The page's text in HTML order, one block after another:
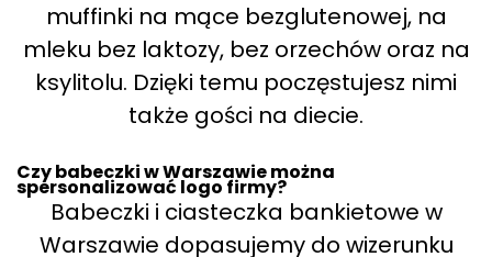
muffinki na mące bezglutenowej, na
mleku bez laktozy, bez orzechów oraz na
ksylitolu. Dzięki temu poczęstujesz nimi
także gości na diecie.
Czy babeczki w Warszawie można
spersonalizować logo firmy?
Babeczki i ciasteczka bankietowe w
Warszawie dopasujemy do wizerunku